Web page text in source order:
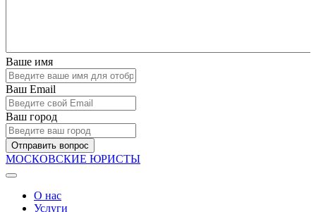
Ваше имя
Ваш Email
Ваш город
Отправить вопрос
МОСКОВСКИЕ ЮРИСТЫ
О нас
Услуги